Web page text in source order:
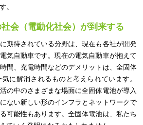
。
会（電動化社会）が到来する
期待されている分野は、現在も各社が開発
気自動車です。現在の電気自動車が抱えて
間、充電時間などのデメリットは、全固体
に解消されるものと考えられています。
の中のさまざまな場面に全固体電池が導入
ない新しい形のインフラとネットワークで
可能性もあります。全固体電池は、私たち